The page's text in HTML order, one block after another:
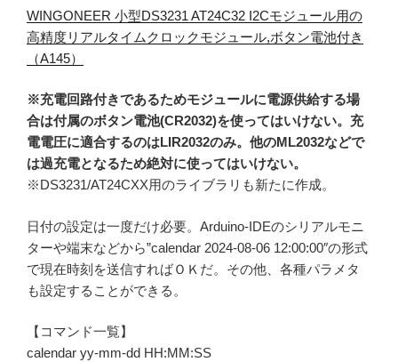
WINGONEER 小型DS3231 AT24C32 I2Cモジュール用の
高精度リアルタイムクロックモジュール,ボタン電池付き
（A145）
※充電回路付きであるためモジュールに電源供給する場
合は付属のボタン電池(CR2032)を使ってはいけない。充
電電圧に適合するのはLIR2032のみ。他のML2032などで
は過充電となるため絶対に使ってはいけない。
※DS3231/AT24CXX用のライブラリも新たに作成。
日付の設定は一度だけ必要。Arduino-IDEのシリアルモニ
ターや端末などから”calendar 2024-08-06 12:00:00″の形式
で現在時刻を送信すればＯＫだ。その他、各種パラメタ
も設定することができる。
【コマンド一覧】
calendar yy-mm-dd HH:MM:SS